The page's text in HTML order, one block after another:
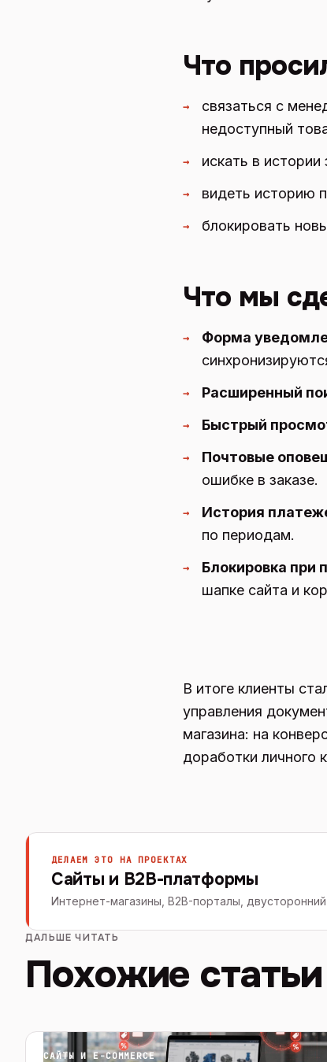
Что
→
связаться с
недоступный
→ искать в
→ видеть историю
→ блокировать
Что мы
→ Форма
→ Расширенный
→ Быстрый
→ Почтовые
ошибке в заказе.
→ История
по периодам.
→ Блокировка при
шапке сайта и
В итоге клиенты
управления
магазина: на
доработки личного
ДЕЛАЕМ ЭТО НА ПРОЕКТАХ
Сайты и B2B-платформы
Интернет-магазины, B2B-порталы,
ДАЛЬШЕ ЧИТАТЬ
Похожие статьи
САЙТЫ И E-COMMERCE